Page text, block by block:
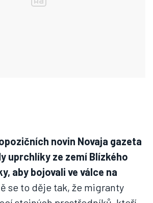
novin Novaja gazeta
uprchlíky ze zemí Blízkého
aby bojovali ve válce na
se to děje tak, že migranty